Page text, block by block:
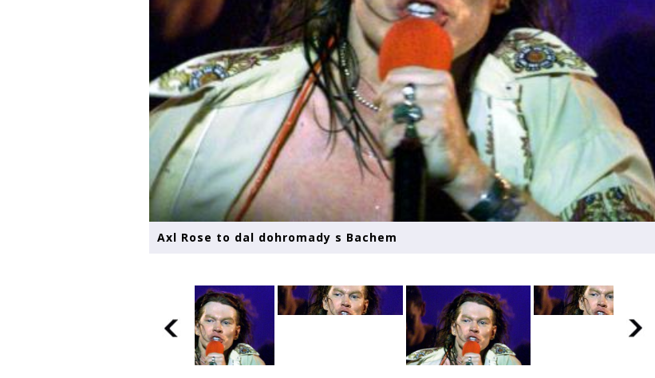
Axl Rose to dal dohromady s Bachem